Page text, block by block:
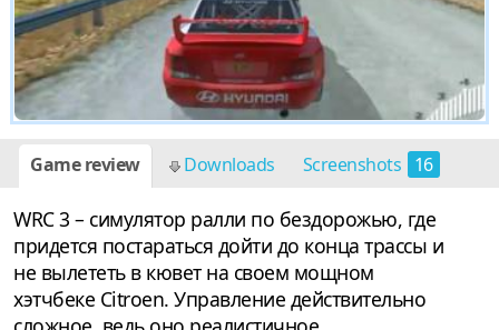
Game review Downloads Screenshots 16
WRC 3 – симулятор ралли по бездорожью, где
придется постараться дойти до конца трассы и
не вылететь в кювет на своем мощном
хэтчбеке Citroen. Управление действительно